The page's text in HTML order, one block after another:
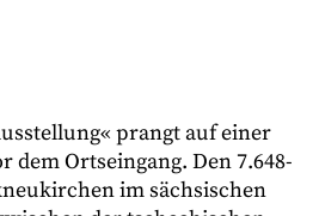
prangt auf einer
dem Ortseingang. Den 7.648-
im sächsischen